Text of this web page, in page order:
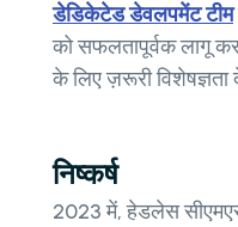
डेडिकेटेड डेवलपमेंट टीम
को सफलतापूर्वक लागू
के लिए ज़रूरी विशेषज्ञता
निष्कर्ष
2023 में, हेडलेस